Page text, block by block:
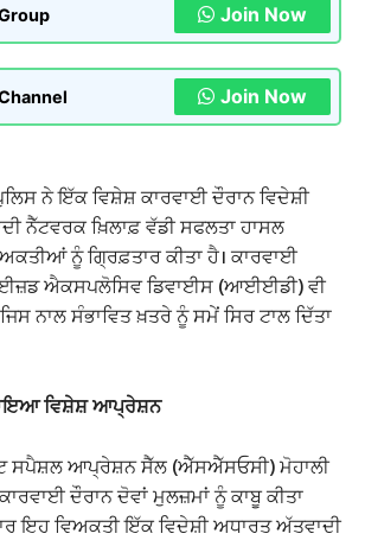
Join Now
Join Now
ਨੇ ਇੱਕ ਵਿਸ਼ੇਸ਼ ਕਾਰਵਾਈ ਦੌਰਾਨ ਵਿਦੇਸ਼ੀ
ਨੈੱਟਵਰਕ ਖ਼ਿਲਾਫ਼ ਵੱਡੀ ਸਫਲਤਾ ਹਾਸਲ
ਨੂੰ ਗ੍ਰਿਫ਼ਤਾਰ ਕੀਤਾ ਹੈ। ਕਾਰਵਾਈ
ਐਕਸਪਲੋਸਿਵ ਡਿਵਾਈਸ (ਆਈਈਡੀ) ਵੀ
ਨਾਲ ਸੰਭਾਵਿਤ ਖ਼ਤਰੇ ਨੂੰ ਸਮੇਂ ਸਿਰ ਟਾਲ ਦਿੱਤਾ
ਵਿਸ਼ੇਸ਼ ਆਪ੍ਰੇਸ਼ਨ
ਸਪੈਸ਼ਲ ਆਪ੍ਰੇਸ਼ਨ ਸੈੱਲ (ਐੱਸਐੱਸਓਸੀ) ਮੋਹਾਲੀ
ਦੌਰਾਨ ਦੋਵਾਂ ਮੁਲਜ਼ਮਾਂ ਨੂੰ ਕਾਬੂ ਕੀਤਾ
ਇਹ ਵਿਅਕਤੀ ਇੱਕ ਵਿਦੇਸ਼ੀ ਅਧਾਰਤ ਅੱਤਵਾਦੀ